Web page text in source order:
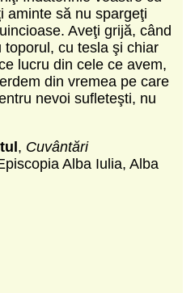
aminte să nu spargeţi
Aveţi grijă, când
cu tesla şi chiar
lucru din cele ce avem,
din vremea pe care
nevoi sufleteşti, nu
, Cuvântări
Alba Iulia, Alba